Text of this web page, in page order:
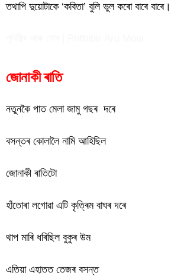
তথাপি দুয়োটাকে ‘কবিতা’ বুলি ভুল কৰো বাৰে বাৰে।
জোনাকী ৰাতি
নতুনকৈ পাত মেলা জামু গছৰ দৰে
বসন্তৰ কোলালৈ নামি আহিছিল
জোনাকী ৰাতিটো
হাঁতোৰা লগোৱা এটি কৃত্ৰিম বাঘৰ দৰে
থাপ মাৰি ধৰিছিল বুকুৰ উম
এতিয়া এহাতত তেজৰ বসন্ত